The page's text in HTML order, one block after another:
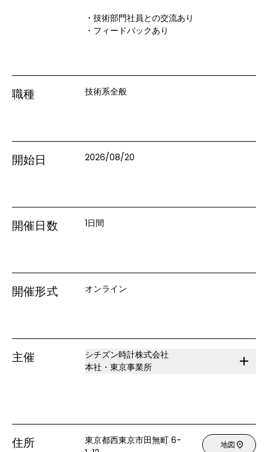
・技術部門社員との交流あり
・フィードバックあり
職種 技術系全般
開始日 2026/08/20
開催日数 1日間
開催形式 オンライン
主催
シチズン時計株式会社
本社・東京事業所
住所
東京都西東京市田無町 6-
地図